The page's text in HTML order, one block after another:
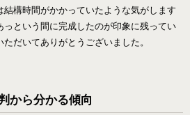
結構時間がかかっていたような気がします
っという間に完成したのが印象に残ってい
だいてありがとうございました。
から分かる傾向